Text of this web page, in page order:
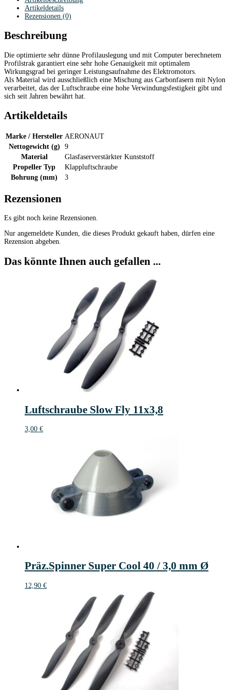
Artikeldetails
Rezensionen (0)
Beschreibung
Die optimierte sehr dünne Profilauslegung und mit Computer berechnetem
Profilstrak garantiert eine sehr hohe Genauigkeit mit optimalem
Wirkungsgrad bei geringer Leistungsaufnahme des Elektromotors.
Als Material wird ausschließlich eine Mischung aus Carbonfasern mit Nylon
verarbeitet, das der Luftschraube eine hohe Verwindungsfestigkeit gibt und
sich seit Jahren bewährt hat.
Artikeldetails
Marke / Hersteller AERONAUT
Nettogewicht (g)
9
Material
Glasfaserverstärkter Kunststoff
Propeller Typ
Klappluftschraube
Bohrung (mm)
3
Rezensionen
Es gibt noch keine Rezensionen.
Nur angemeldete Kunden, die dieses Produkt gekauft haben, dürfen eine
Rezension abgeben.
Das könnte Ihnen auch gefallen ...
Luftschraube Slow Fly 11x3,8
3,00 €
Präz.Spinner Super Cool 40 / 3,0 mm Ø
12,90 €